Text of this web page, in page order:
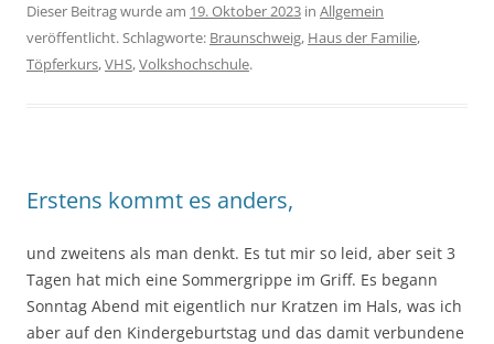
Dieser Beitrag wurde am 19. Oktober 2023 in Allgemein
veröffentlicht. Schlagworte: Braunschweig, Haus der Familie,
Töpferkurs,VHS,Volkshochschule.
Erstens kommt es anders,
und zweitens als man denkt. Es tut mir so leid, aber seit 3
Tagen hat mich eine Sommergrippe im Griff. Es begann
Sonntag Abend mit eigentlich nur Kratzen im Hals, was ich
aber auf den Kindergeburtstag und das damit verbundene